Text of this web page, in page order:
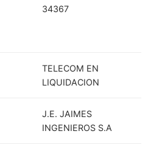
34367
TELECOM EN
LIQUIDACION
J.E. JAIMES
INGENIEROS S.A